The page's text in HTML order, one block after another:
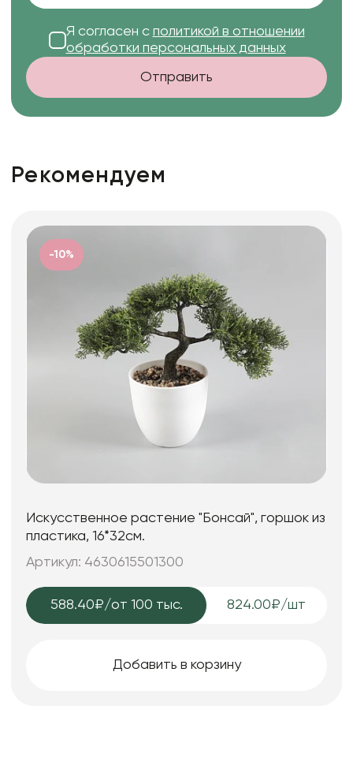
Я согласен с политикой в отношении
обработки персональных данных
Отправить
Рекомендуем
-10%
Искусственное растение "Бонсай", горшок из
пластика, 16*32см.
Артикул: 4630615501300
588.40₽/от 100 тыс. 824.00₽/шт
Добавить в корзину